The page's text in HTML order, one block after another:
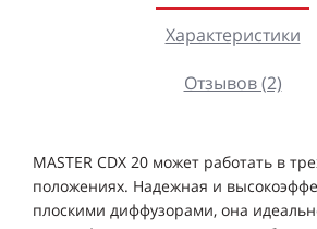
Характеристики
Отзывов (2)
MASTER CDX 20 может работать в
положениях. Надежная и
плоскими диффузорами, она